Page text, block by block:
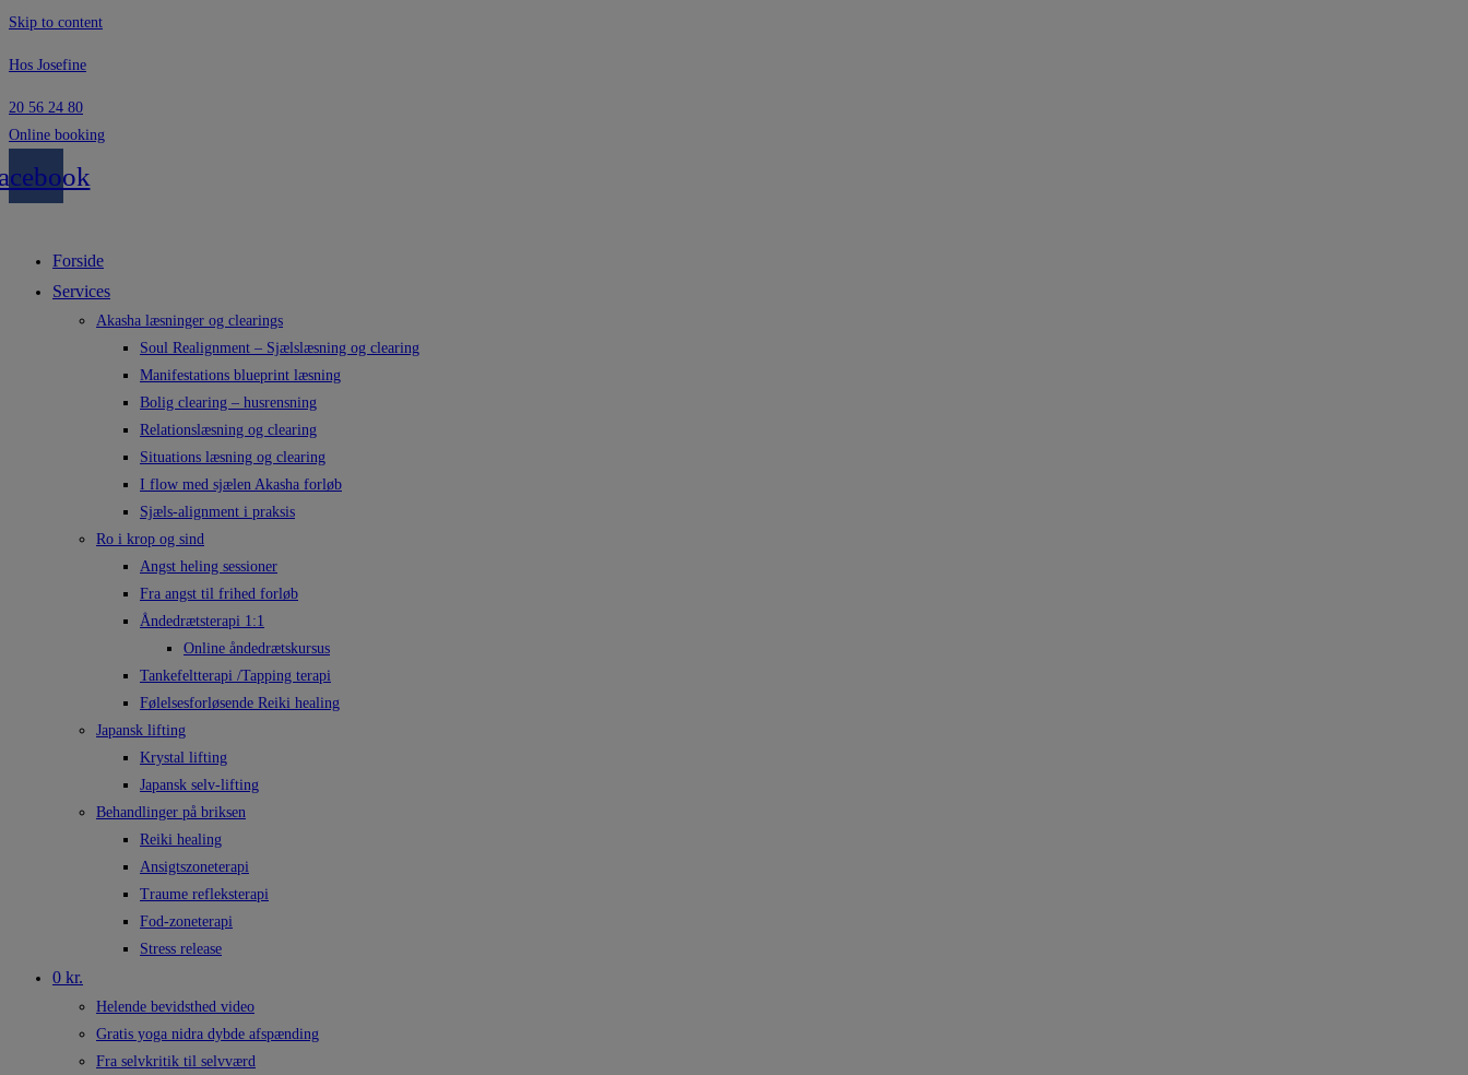
Skip to content
Hos Josefine
20 56 24 80
Online booking
Forside
Services
Akasha læsninger og clearings
Soul Realignment – Sjælslæsning og clearing
Manifestations blueprint læsning
Bolig clearing – husrensning
Relationslæsning og clearing
Situations læsning og clearing
I flow med sjælen Akasha forløb
Sjæls-alignment i praksis
Ro i krop og sind
Angst heling sessioner
Fra angst til frihed forløb
Åndedrætsterapi 1:1
Online åndedrætskursus
Tankefeltterapi /Tapping terapi
Følelsesforløsende Reiki healing
Japansk lifting
Krystal lifting
Japansk selv-lifting
Behandlinger på briksen
Reiki healing
Ansigtszoneterapi
Traume refleksterapi
Fod-zoneterapi
Stress release
0 kr.
Helende bevidsthed video
Gratis yoga nidra dybde afspænding
Fra selvkritik til selvværd